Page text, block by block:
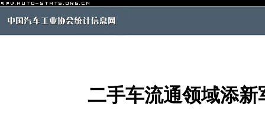
二手车流通领域添